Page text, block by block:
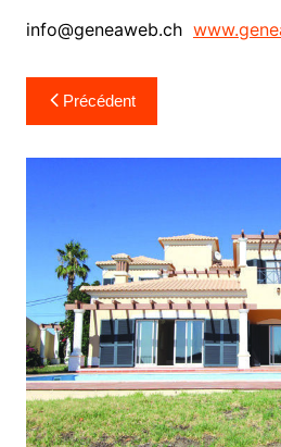
info@geneaweb.ch
Navigation
de
l’article
Précédent